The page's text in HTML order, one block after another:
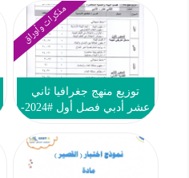
مذكرات وأوراق
توزيع منهج جغرافيا ثاني
عشر أدبي فصل أول #2024-